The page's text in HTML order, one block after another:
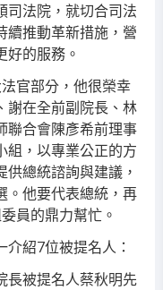
司法院，就切合司法
續推動革新措施，營
好的服務。
官部分，他很榮幸
謝在全前副院長、林
聯合會陳彥希前理事
組，以專業公正的方
總統諮詢與建議，
。他要代表總統，再
員的鼎力幫忙。
紹7位被提名人：
長被提名人蔡秋明先